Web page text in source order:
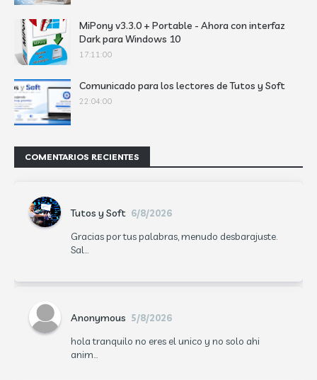
MiPony v3.3.0 + Portable - Ahora con interfaz
Dark para Windows 10
17:11:00
Comunicado para los lectores de Tutos y Soft
22:04:00
COMENTARIOS RECIENTES
Tutos y Soft 6/8/2026
Gracias por tus palabras, menudo desbarajuste.
Sal...
Anonymous 5/8/2026
hola tranquilo no eres el unico y no solo ahi
anim...